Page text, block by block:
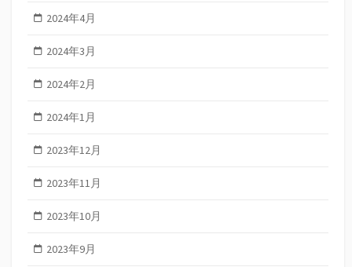
2024年4月
2024年3月
2024年2月
2024年1月
2023年12月
2023年11月
2023年10月
2023年9月